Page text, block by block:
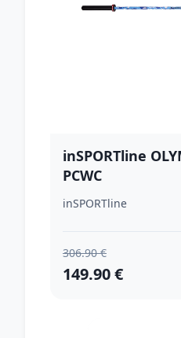
inSPORTline
PCWC
inSPORTline
306.90 €
149.90 €